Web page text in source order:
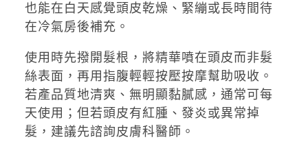
也能在白天感覺頭皮乾燥、緊繃或長時間待
在冷氣房後補充。
使用時先撥開髮根，將精華噴在頭皮而非髮
絲表面，再用指腹輕輕按壓按摩幫助吸收。
若產品質地清爽、無明顯黏膩感，通常可每
天使用；但若頭皮有紅腫、發炎或異常掉
髮，建議先諮詢皮膚科醫師。